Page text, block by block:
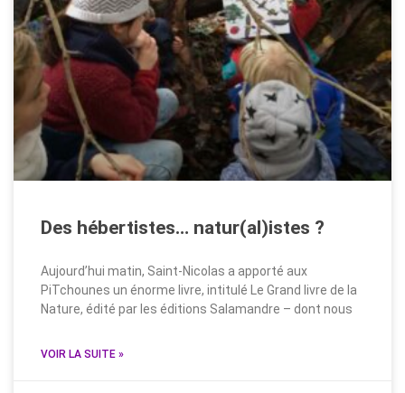
Des hébertistes… natur(al)istes ?
Aujourd’hui matin, Saint-Nicolas a apporté aux
PiTchounes un énorme livre, intitulé Le Grand livre de la
Nature, édité par les éditions Salamandre – dont nous
VOIR LA SUITE »